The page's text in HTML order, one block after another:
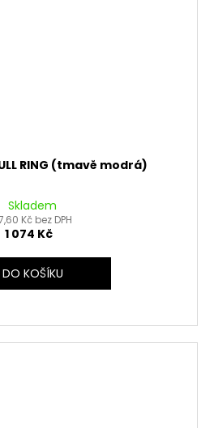
RING (tmavě modrá)
Skladem
Kč bez DPH
1 074 Kč
DO KOŠÍKU